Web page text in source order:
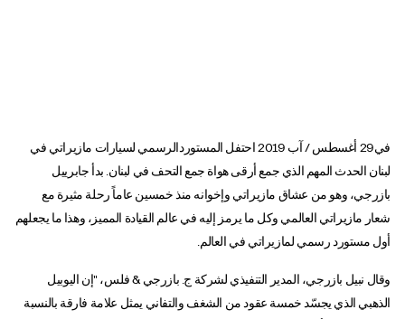
في29 أغسطس / آب 2019 احتفل المستوردالرسمي لسيارات مازيراتي في
لبنان الحدث المهم الذي جمع أرقى هواة جمع التحف في لبنان. بدأ جابرييل
بازرجي، وهو من عشاق مازيراتي وإخوانه منذ خمسين عاماً رحلة مثيرة مع
شعار مازيراتي العالمي وكل ما يرمز إليه في عالم القيادة المميز، وهذا ما يجعلهم
أول مستورد رسمي لمازيراتي في العالم.
وقال نبيل بازرجي، المدير التنفيذي لشركة ج. بازرجي & فلس، "إن اليوبيل
الذهبي الذي يجسّد خمسة عقود من الشغف والتفاني يمثل علامة فارقة بالنسبة